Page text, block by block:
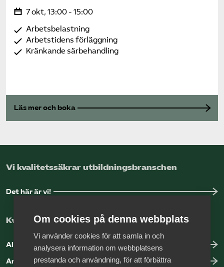
7 okt, 13:00 - 15:00
Arbetsbelastning
Arbetstidens förläggning
Kränkande särbehandling
Läs mer och boka
Vi kvalitetssäkrar utbildningsbranschen
Det här är vi!
Kvalitetssäkring med vår auktorisation
Allt om auktorisation
Anmäl brister hos ett medlemsföretag
Om cookies på denna webbplats
Vi använder cookies för att samla in och
analysera information om webbplatsens
prestanda och användning, för att förbättra